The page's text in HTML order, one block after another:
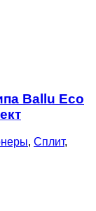
Ballu Eco
, Сплит,